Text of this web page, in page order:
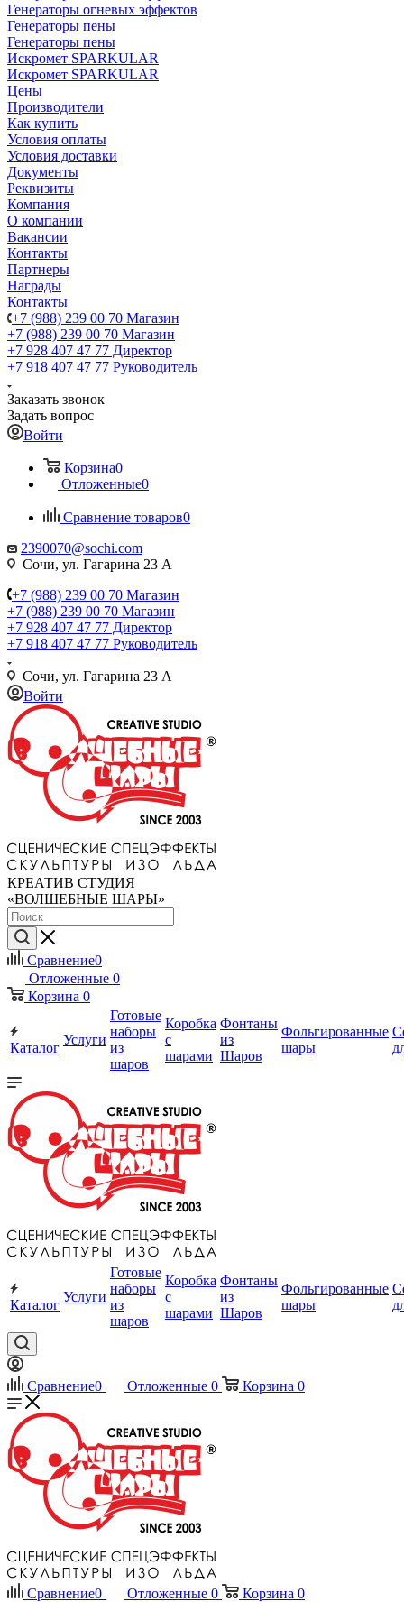
Генераторы огневых эффектов
Генераторы пены
Генераторы пены
Искромет SPARKULAR
Искромет SPARKULAR
Цены
Производители
Как купить
Условия оплаты
Условия доставки
Документы
Реквизиты
Компания
О компании
Вакансии
Контакты
Партнеры
Награды
Контакты
+7 (988) 239 00 70 Магазин
+7 (988) 239 00 70 Магазин
+7 928 407 47 77 Директор
+7 918 407 47 77 Руководитель
Заказать звонок
Задать вопрос
Войти
Корзина0
Отложенные0
Сравнение товаров0
2390070@sochi.com
Сочи, ул. Гагарина 23 А
+7 (988) 239 00 70 Магазин
+7 (988) 239 00 70 Магазин
+7 928 407 47 77 Директор
+7 918 407 47 77 Руководитель
Сочи, ул. Гагарина 23 А
Войти
КРЕАТИВ СТУДИЯ
«ВОЛШЕБНЫЕ ШАРЫ»
Сравнение0
Отложенные 0
Корзина 0
Каталог
Услуги
Готовые
наборы
из
шаров
Коробка
с
шарами
Фонтаны
из
Шаров
Фольгированные
шары
Каталог
Услуги
Готовые
наборы
из
шаров
Коробка
с
шарами
Фонтаны
из
Шаров
Фольгированные
шары
Сравнение0 Отложенные 0 Корзина 0
Сравнение0 Отложенные 0 Корзина 0